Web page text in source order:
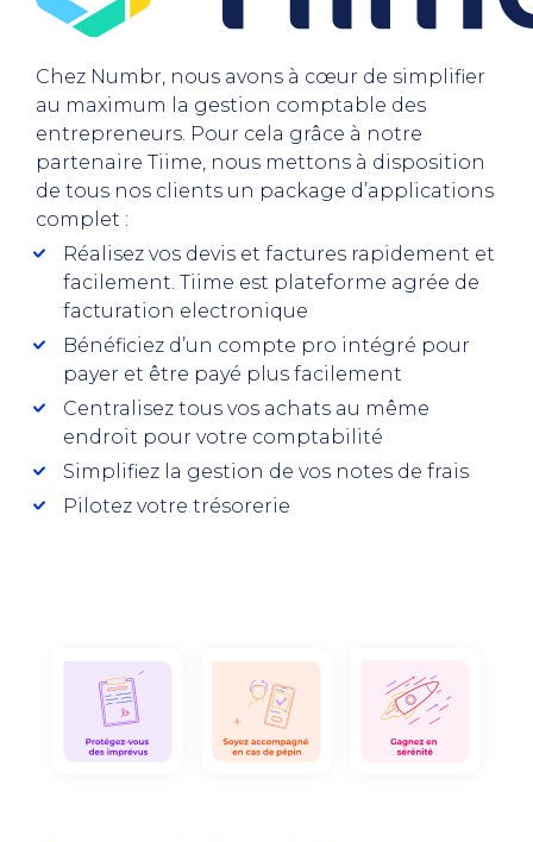
Chez Numbr, nous avons à cœur de simplifier
au maximum la gestion comptable des
entrepreneurs. Pour cela grâce à notre
partenaire Tiime, nous mettons à disposition
de tous nos clients un package d’applications
complet :
Réalisez vos devis et factures rapidement et
facilement. Tiime est plateforme agrée de
facturation electronique
Bénéficiez d’un compte pro intégré pour
payer et être payé plus facilement
Centralisez tous vos achats au même
endroit pour votre comptabilité
Simplifiez la gestion de vos notes de frais
Pilotez votre trésorerie